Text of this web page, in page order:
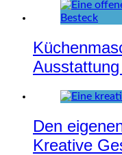
Den
Kreative